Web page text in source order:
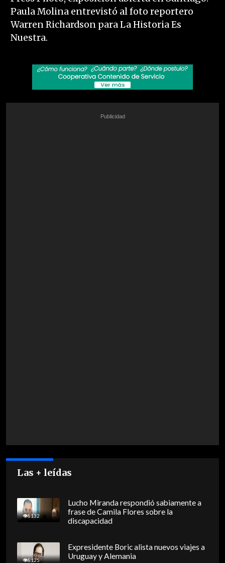
Paula Molina entrevistó al foto reportero
Warren Richardson para La Historia Es
Nuestra.
Las + leídas
8132
Lucho Miranda respondió sabiamente a
frase de Camila Flores sobre la
discapacidad
8125
Expresidente Boric alista nuevos viajes a
Uruguay y Alemania